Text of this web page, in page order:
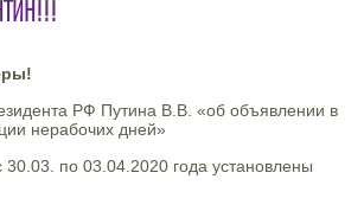
РФ Путина В.В. «об объявлении в
нерабочих дней»
30.03. по 03.04.2020 года установлены